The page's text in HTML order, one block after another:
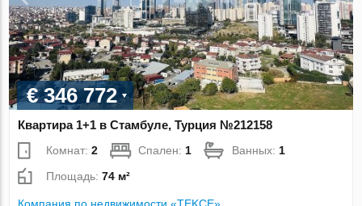
€ 346 772
Квартира 1+1 в Стамбуле, Турция №212158
Комнат:2 Спален: 1 Ванных: 1
Площадь:74 м²
Компания по недвижимости «TEKCE»